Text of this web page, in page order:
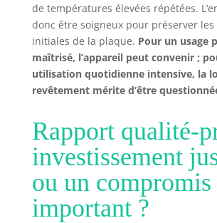
de températures élevées répétées.
donc être soigneux pour préserver
initiales de la plaque. Pour un usage
maîtrisé, l’appareil peut convenir ;
utilisation quotidienne intensive, la
revêtement mérite d’être
Rapport qualité-
investissement
ou un
important ?